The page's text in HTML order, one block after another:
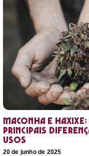
Maconha e
principais
usos
20 de junho de 2025